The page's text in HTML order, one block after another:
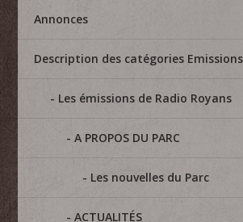
Annonces
Description des catégories Emissions
Les émissions de Radio Royans
A PROPOS DU PARC
Les nouvelles du Parc
ACTUALITÉS